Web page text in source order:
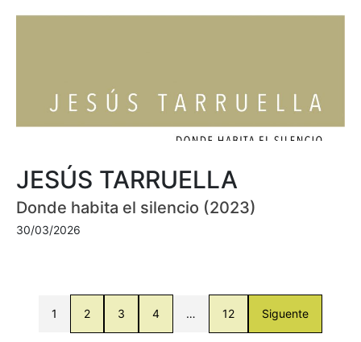
JESÚS TARRUELLA
Donde habita el silencio (2023)
30/03/2026
1 2 3 4 … 12 Siguente